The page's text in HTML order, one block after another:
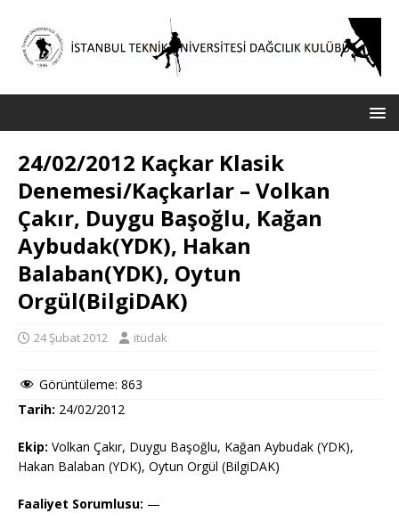
24/02/2012 Kaçkar Klasik
Denemesi/Kaçkarlar – Volkan
Çakır, Duygu Başoğlu, Kağan
Aybudak(YDK), Hakan
Balaban(YDK), Oytun
Orgül(BilgiDAK)
24 Şubat 2012 itüdak
Görüntüleme: 863
Tarih: 24/02/2012
Ekip: Volkan Çakır, Duygu Başoğlu, Kağan Aybudak (YDK),
Hakan Balaban (YDK), Oytun Orgül (BilgiDAK)
Faaliyet Sorumlusu: —